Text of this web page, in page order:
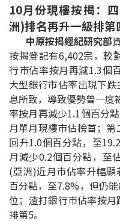
印花稅計算
免費物業估價
下載中心
按揭全面睇
新聞/研究
公司動態
按市新聞
統計數據庫
10月份現樓按揭：
洲)排名再升一級排第
中原按揭經紀研究部
按揭登記有6,402宗，較
行巿佔率按月再減1.3個
大型銀行市佔率出現下
息所致，導致優勢曾一度
率按月再減少1.1個百分
月單月現樓巿佔榜首；
回升1.0個百分點，至
月減少0.2個百分點，至
(亞洲)近月巿佔率升幅
百分點，至7.8%，但仍
位；渣打銀行巿佔率按
排第5。